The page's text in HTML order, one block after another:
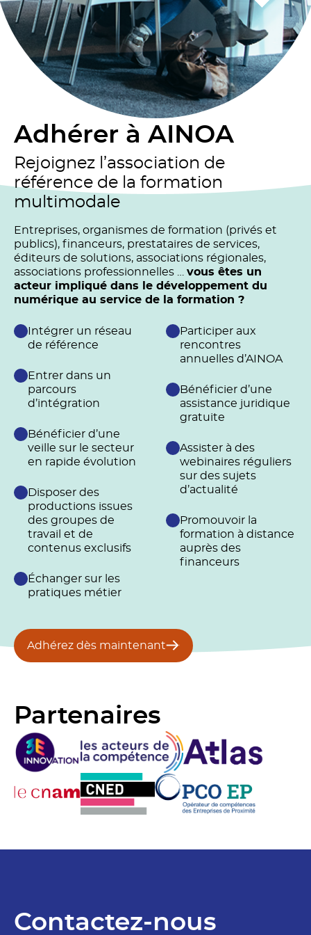
Adhérer à AINOA
Rejoignez l’association de
référence de la formation
multimodale
Entreprises, organismes de formation (privés et
publics), financeurs, prestataires de services,
éditeurs de solutions, associations régionales,
associations professionnelles … vous êtes un
acteur impliqué dans le développement du
numérique au service de la formation ?
Intégrer un réseau
de référence
Entrer dans un
parcours
d’intégration
Bénéficier d’une
veille sur le secteur
en rapide évolution
Disposer des
productions issues
des groupes de
travail et de
contenus exclusifs
Échanger sur les
pratiques métier
Participer aux
rencontres
annuelles d’AINOA
Bénéficier d’une
assistance juridique
gratuite
Assister à des
webinaires réguliers
sur des sujets
d’actualité
Promouvoir la
formation à distance
auprès des
financeurs
Adhérez dès maintenant
Partenaires
Contactez-nous